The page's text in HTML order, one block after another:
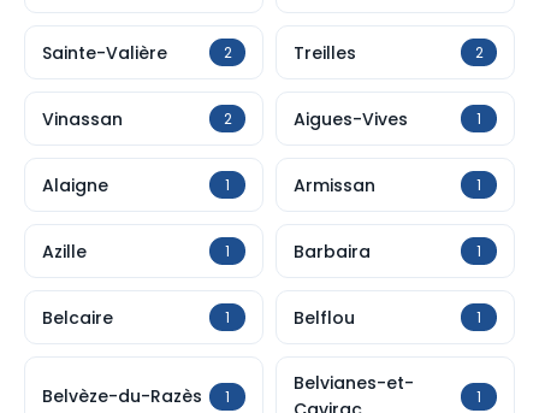
Sainte-Valière 2 Treilles 2
Vinassan 2 Aigues-Vives 1
Alaigne 1 Armissan 1
Azille 1 Barbaira 1
Belcaire 1 Belflou 1
Belvèze-du-Razès 1
Belvianes-et-
1